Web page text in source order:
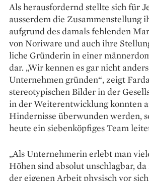
Als herausfordernd stellte sich für
ausserdem die Zusammenstellung
aufgrund des damals fehlenden
von Noriware und auch ihre
liche Gründerin in einer
dar. „Wir kennen es gar nicht
Unternehmen gründen“, zeigt
stereotypischen Bilder in der
in der Weiterentwicklung konnten
Hindernisse überwunden werden,
heute ein siebenköpfiges Team
„Als Unternehmerin erlebt man
Höhen sind absolut unschlagbar,
der eigenen Arbeit physisch vor